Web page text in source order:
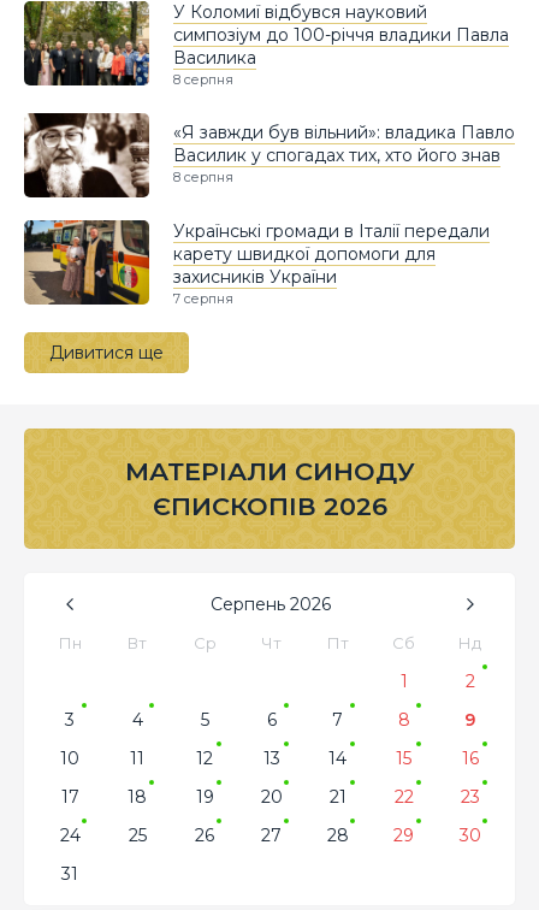
У Коломиї відбувся науковий
симпозіум до 100-річчя владики Павла
Василика
8 серпня
«Я завжди був вільний»: владика Павло
Василик у спогадах тих, хто його знав
8 серпня
Українські громади в Італії передали
карету швидкої допомоги для
захисників України
7 серпня
Дивитися ще
МАТЕРІАЛИ СИНОДУ
ЄПИСКОПІВ 2026
Серпень 2026
Пн Вт Ср Чт Пт Сб Нд
1
2
3
4 5 6 7 8
9
10
11 12 13 14 15
16
17
18 19 20 21 22
23
24
25 26 27 28 29
30
31